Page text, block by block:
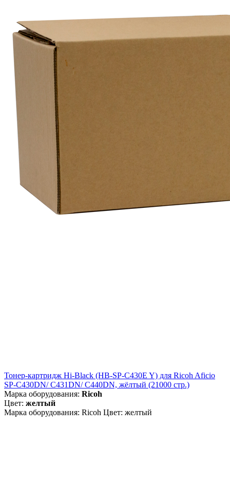
Тонер-картридж Hi-Black (HB-SP-C430E Y) для Ricoh Aficio
SP-C430DN/ C431DN/ C440DN, жёлтый (21000 стр.)
Марка оборудования: Ricoh
Цвет: желтый
Марка оборудования: Ricoh Цвет: желтый